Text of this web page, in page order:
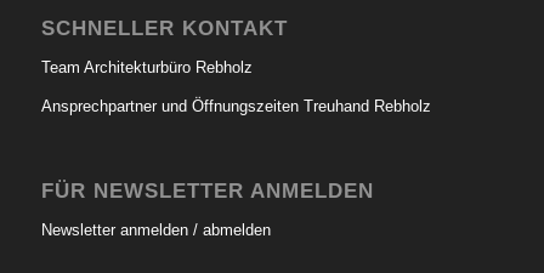
SCHNELLER KONTAKT
Team Architekturbüro Rebholz
Ansprechpartner und Öffnungszeiten Treuhand Rebholz
FÜR NEWSLETTER ANMELDEN
Newsletter anmelden / abmelden